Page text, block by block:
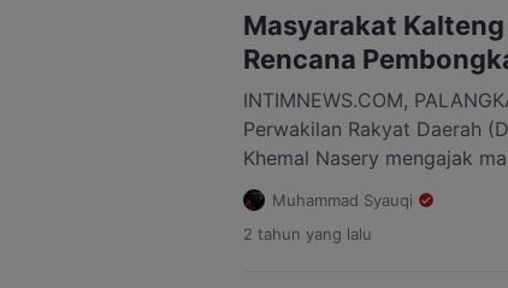
Senin 24 Maret […]
Masyarakat
Rencana
INTIMNEWS.COM,
Perwakilan Rakyat Daerah
Khemal Nasery mengajak
(Kalteng) untuk menolak
Komite Olahraga Nasional
Ajakan itu lantaran
Muhammad Syauqi
2 tahun yang lalu